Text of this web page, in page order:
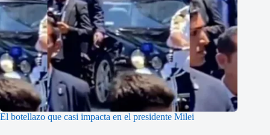
El botellazo que casi impacta en el presidente Milei